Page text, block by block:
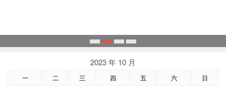
2023 年 10 月
一 二 三 四 五 六 日